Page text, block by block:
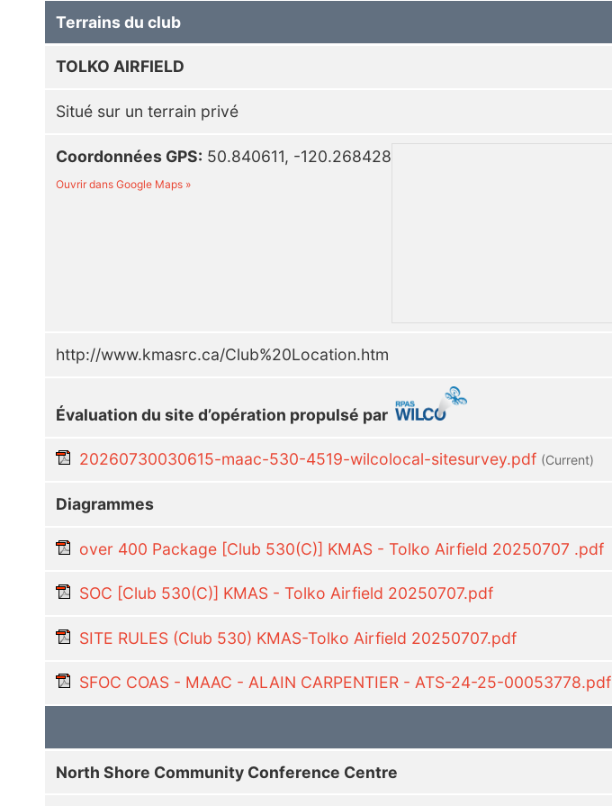
Terrains du club
TOLKO AIRFIELD
Situé sur un terrain privé
Coordonnées GPS: 50.840611, -120.268428
Ouvrir dans Google Maps »
http://www.kmasrc.ca/Club%20Location.htm
Évaluation du site d’opération propulsé par
20260730030615-maac-530-4519-wilcolocal-sitesurvey.pdf (current)
Diagrammes
over 400 Package [Club 530(C)] KMAS - Tolko Airfield 20250707 .pdf
SOC [Club 530(C)] KMAS - Tolko Airfield 20250707.pdf
SITE RULES (Club 530) KMAS-Tolko Airfield 20250707.pdf
SFOC COAS - MAAC - ALAIN CARPENTIER - ATS-24-25-00053778.pdf
North Shore Community Conference Centre